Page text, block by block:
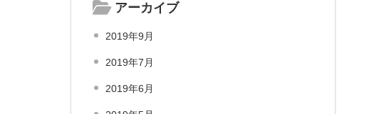
アーカイブ
2019年9月
2019年7月
2019年6月